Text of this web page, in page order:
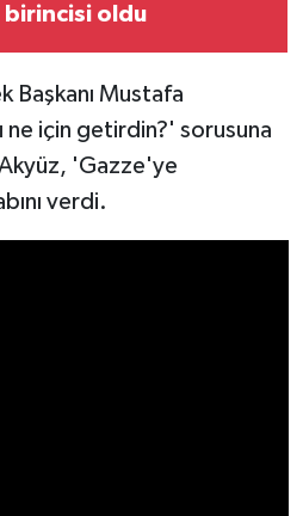
birincisi oldu
Başkanı Mustafa
ne için getirdin?' sorusuna
'Gazze'ye
verdi.